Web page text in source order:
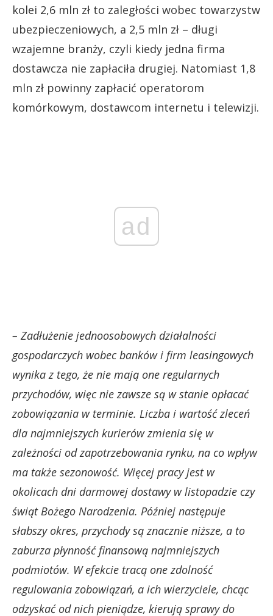
kolei 2,6 mln zł to zaległości wobec towarzystw
ubezpieczeniowych, a 2,5 mln zł – długi
wzajemne branży, czyli kiedy jedna firma
dostawcza nie zapłaciła drugiej. Natomiast 1,8
mln zł powinny zapłacić operatorom
komórkowym, dostawcom internetu i telewizji.
ad
– Zadłużenie jednoosobowych działalności
gospodarczych wobec banków i firm leasingowych
wynika z tego, że nie mają one regularnych
przychodów, więc nie zawsze są w stanie opłacać
zobowiązania w terminie. Liczba i wartość zleceń
dla najmniejszych kurierów zmienia się w
zależności od zapotrzebowania rynku, na co wpływ
ma także sezonowość. Więcej pracy jest w
okolicach dni darmowej dostawy w listopadzie czy
świąt Bożego Narodzenia. Później następuje
słabszy okres, przychody są znacznie niższe, a to
zaburza płynność finansową najmniejszych
podmiotów. W efekcie tracą one zdolność
regulowania zobowiązań, a ich wierzyciele, chcąc
odzyskać od nich pieniądze, kierują sprawy do